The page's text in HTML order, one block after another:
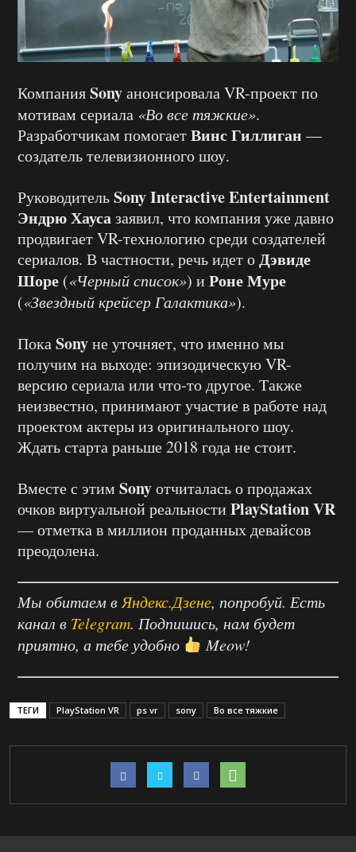
КомпанияSonyанонсировала VR-проект по
мотивам сериала «Во все тяжкие».
Разработчикам помогаетВинс Гиллиган —
создатель телевизионного шоу.
РуководительSony Interactive Entertainment
Эндрю Хаусазаявил, что компания уже давно
продвигает VR-технологию среди создателей
сериалов. В частности, речь идет оДэвиде
Шоре («Черный список») и Роне Муре
(«Звездный крейсер Галактика»).
ПокаSonyне уточняет, что именно мы
получим на выходе: эпизодическую VR-
версию сериала или что-то другое. Также
неизвестно, принимают участие в работе над
проектом актеры из оригинального шоу.
Ждать старта раньше 2018 года не стоит.
Вместе с этим Sonyотчиталась о продажах
очков виртуальной реальности PlayStation VR
— отметка в миллион проданных девайсов
преодолена.
Мы обитаем в Яндекс.Дзене, попробуй. Есть
канал в Telegram. Подпишись, нам будет
приятно, а тебе удобно
Meow!
ТЕГИ PlayStation VR ps vr sony Во все тяжкие